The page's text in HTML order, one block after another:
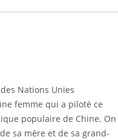
Nations Unies
femme qui a piloté ce
populaire de Chine. On
sa mère et de sa grand-